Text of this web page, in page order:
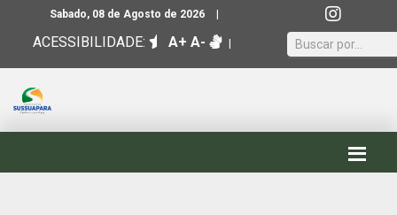
Sabado, 08 de Agosto de 2026 |
ACESSIBILIDADE: A+ A- |